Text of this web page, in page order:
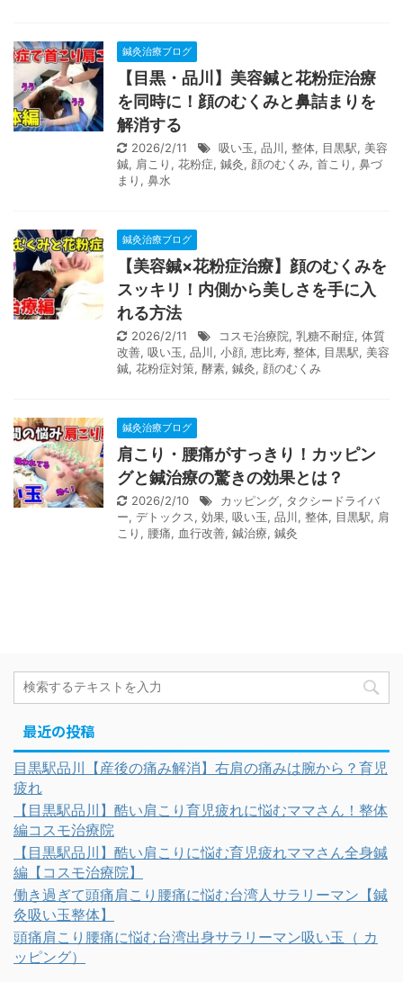
鍼灸治療ブログ
【目黒・品川】美容鍼と花粉症治療
を同時に！顔のむくみと鼻詰まりを
解消する
2026/2/11 吸い玉, 品川, 整体, 目黒駅, 美容
鍼, 肩こり , 花粉症, 鍼灸, 顔のむくみ, 首こり , 鼻づ
まり , 鼻水
鍼灸治療ブログ
【美容鍼×花粉症治療】顔のむくみを
スッキリ！内側から美しさを手に入
れる方法
2026/2/11 コスモ治療院, 乳糖不耐症, 体質
改善, 吸い玉, 品川, 小顔, 恵比寿, 整体, 目黒駅, 美容
鍼, 花粉症対策, 酵素, 鍼灸, 顔のむくみ
鍼灸治療ブログ
肩こり・腰痛がすっきり！カッピン
グと鍼治療の驚きの効果とは？
2026/2/10 カッピング, タクシードライバ
ー, デトックス, 効果, 吸い玉, 品川, 整体, 目黒駅, 肩
こり , 腰痛, 血行改善, 鍼治療, 鍼灸
最近の投稿
目黒駅品川【産後の痛み解消】右肩の痛みは腕から？育児
疲れ
【目黒駅品川】酷い肩こり育児疲れに悩むママさん！整体
編コスモ治療院
【目黒駅品川】酷い肩こりに悩む育児疲れママさん全身鍼
編【コスモ治療院】
働き過ぎて頭痛肩こり腰痛に悩む台湾人サラリーマン【鍼
灸吸い玉整体】
頭痛肩こり腰痛に悩む台湾出身サラリーマン吸い玉（ カ
ッピング）